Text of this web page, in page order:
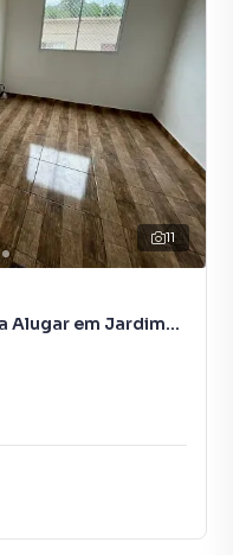
11
Alugar em Jardim